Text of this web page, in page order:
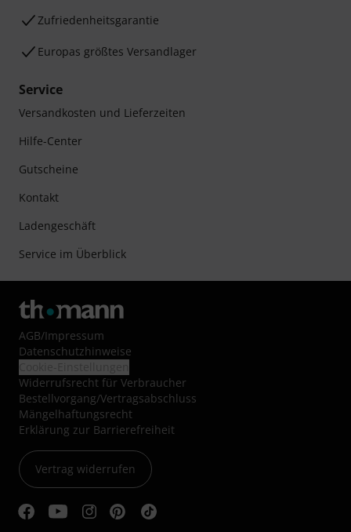
Zufriedenheitsgarantie
Europas größtes Versandlager
Service
Versandkosten und Lieferzeiten
Hilfe-Center
Gutscheine
Kontakt
Ladengeschäft
Service im Überblick
AGB/Impressum
Datenschutzhinweise
Widerrufsrecht für Verbraucher
Bestellvorgang/Vertragsabschluss
Mängelhaftungsrecht
Erklärung zur Barrierefreiheit
Vertrag widerrufen